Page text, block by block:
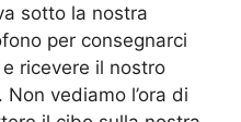
sotto la nostra
per consegnarci
ricevere il nostro
vediamo l’ora di